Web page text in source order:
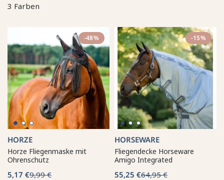
3 Farben
-48%
HORZE
Horze Fliegenmaske mit
Ohrenschutz
5,17 €9,99 €
-15%
HORSEWARE
Fliegendecke Horseware
Amigo Integrated
55,25 €64,95 €